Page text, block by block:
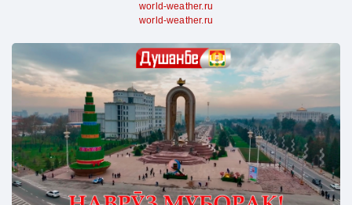
world-weather.ru
world-weather.ru